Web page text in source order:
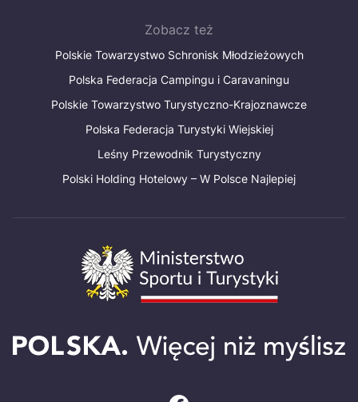
Zobacz też
Polskie Towarzystwo Schronisk Młodzieżowych
Polska Federacja Campingu i Caravaningu
Polskie Towarzystwo Turystyczno-Krajoznawcze
Polska Federacja Turystyki Wiejskiej
Leśny Przewodnik Turystyczny
Polski Holding Hotelowy – W Polsce Najlepiej